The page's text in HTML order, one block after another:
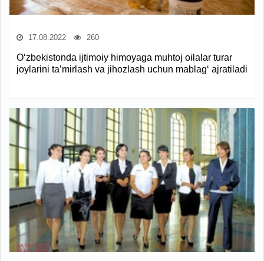
17.08.2022 260
O‘zbekistonda ijtimoiy himoyaga muhtoj oilalar turar
joylarini ta’mirlash va jihozlash uchun mablag‘ ajratiladi